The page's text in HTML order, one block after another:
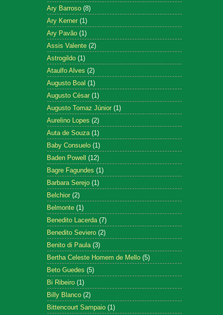
Ary Barroso (8)
Ary Kerner (1)
Ary Pavão (1)
Assis Valente (2)
Astrogildo (1)
Ataulfo Alves (2)
Augusto Boal (1)
Augusto César (1)
Augusto Tomaz Júnior (1)
Aurelino Lopes (2)
Auta de Souza (1)
Baby Consuelo (1)
Baden Powell (12)
Bagre Fagundes (1)
Barbara Serejo (1)
Belchior (2)
Belmonte (1)
Benedito Lacerda (7)
Benedito Seviero (2)
Benito di Paula (3)
Bertha Celeste Homem de Mello (5)
Beto Guedes (5)
Bi Ribeiro (1)
Billy Blanco (2)
Bittencourt Sampaio (1)